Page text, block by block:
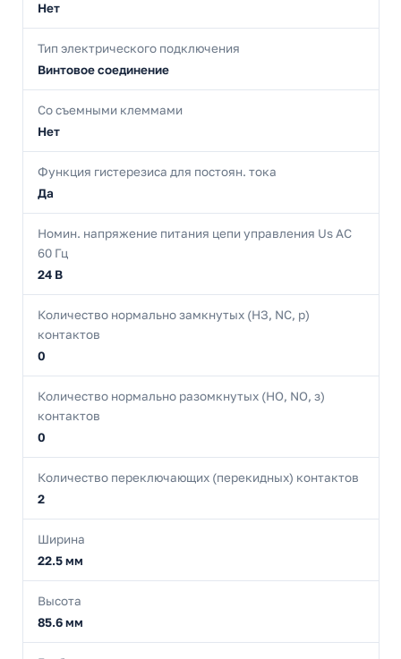
Нет
Тип электрического подключения
Винтовое соединение
Со съемными клеммами
Нет
Функция гистерезиса для постоян. тока
Да
Номин. напряжение питания цепи управления Us AC
60 Гц
24 В
Количество нормально замкнутых (НЗ, NC, р)
контактов
0
Количество нормально разомкнутых (НО, NO, з)
контактов
0
Количество переключающих (перекидных) контактов
2
Ширина
22.5 мм
Высота
85.6 мм